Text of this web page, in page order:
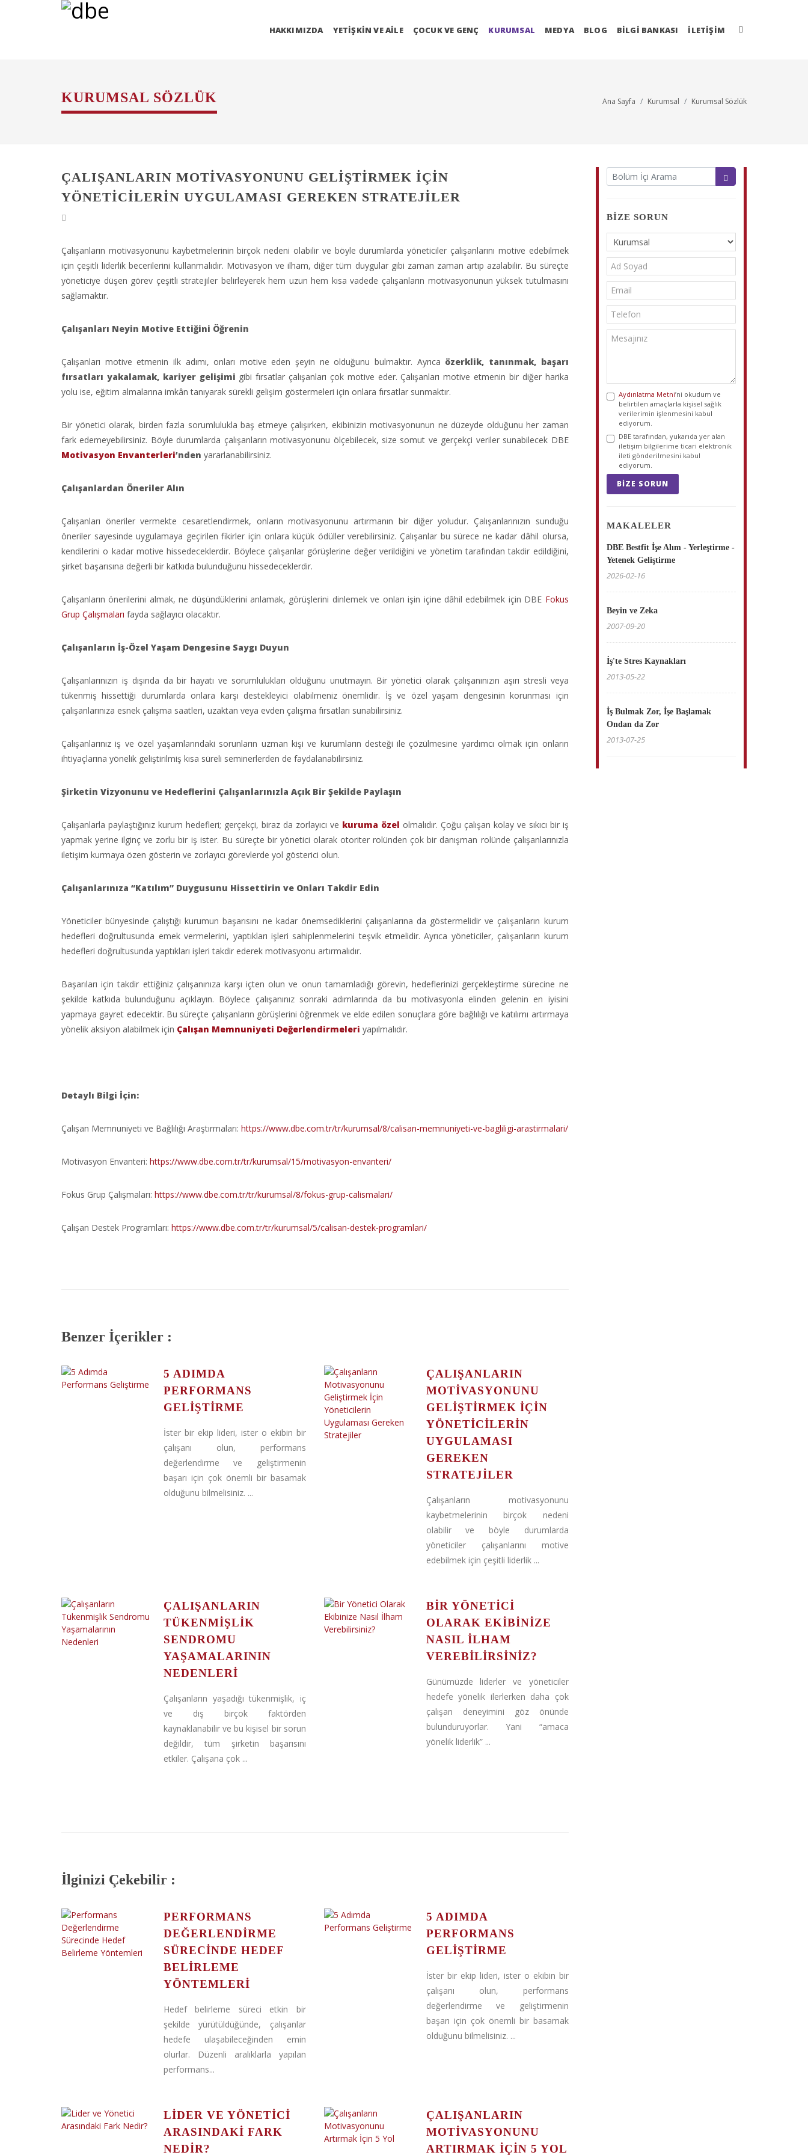
HAKKIMIZDA YETIŞKIN VE AILE ÇOCUK VE GENÇ KURUMSAL MEDYA BLOG BİLGİ BANKASI İLETIŞIM
KURUMSAL SÖZLÜK Ana Sayfa Kurumsal Kurumsal Sözlük
ÇALIŞANLARIN MOTIVASYONUNU GELIŞTIRMEK İÇIN
YÖNETICILERIN UYGULAMASI GEREKEN STRATEJILER
Çalışanların motivasyonunu kaybetmelerinin birçok nedeni olabilir ve böyle durumlarda yöneticiler çalışanlarını motive edebilmek
için çeşitli liderlik becerilerini kullanmalıdır. Motivasyon ve ilham, diğer tüm duygular gibi zaman zaman artıp azalabilir. Bu süreçte
yöneticiye düşen görev çeşitli stratejiler belirleyerek hem uzun hem kısa vadede çalışanların motivasyonunun yüksek tutulmasını
sağlamaktır.
Çalışanları Neyin Motive Ettiğini Öğrenin
Çalışanları motive etmenin ilk adımı, onları motive eden şeyin ne olduğunu bulmaktır. Ayrıca özerklik, tanınmak, başarı
fırsatları yakalamak, kariyer gelişimi gibi fırsatlar çalışanları çok motive eder. Çalışanları motive etmenin bir diğer harika
yolu ise, eğitim almalarına imkân tanıyarak sürekli gelişim göstermeleri için onlara fırsatlar sunmaktır.
Bir yönetici olarak, birden fazla sorumlulukla baş etmeye çalışırken, ekibinizin motivasyonunun ne düzeyde olduğunu her zaman
fark edemeyebilirsiniz. Böyle durumlarda çalışanların motivasyonunu ölçebilecek, size somut ve gerçekçi veriler sunabilecek DBE
Motivasyon Envanterleri’nden yararlanabilirsiniz.
Çalışanlardan Öneriler Alın
Çalışanları öneriler vermekte cesaretlendirmek, onların motivasyonunu artırmanın bir diğer yoludur. Çalışanlarınızın sunduğu
öneriler sayesinde uygulamaya geçirilen fikirler için onlara küçük ödüller verebilirsiniz. Çalışanlar bu sürece ne kadar dâhil olursa,
kendilerini o kadar motive hissedeceklerdir. Böylece çalışanlar görüşlerine değer verildiğini ve yönetim tarafından takdir edildiğini,
şirket başarısına değerli bir katkıda bulunduğunu hissedeceklerdir.
Çalışanların önerilerini almak, ne düşündüklerini anlamak, görüşlerini dinlemek ve onları işin içine dâhil edebilmek için DBE Fokus
Grup Çalışmaları fayda sağlayıcı olacaktır.
Çalışanların İş-Özel Yaşam Dengesine Saygı Duyun
Çalışanlarınızın iş dışında da bir hayatı ve sorumlulukları olduğunu unutmayın. Bir yönetici olarak çalışanınızın aşırı stresli veya
tükenmiş hissettiği durumlarda onlara karşı destekleyici olabilmeniz önemlidir. İş ve özel yaşam dengesinin korunması için
çalışanlarınıza esnek çalışma saatleri, uzaktan veya evden çalışma fırsatları sunabilirsiniz.
Çalışanlarınız iş ve özel yaşamlarındaki sorunların uzman kişi ve kurumların desteği ile çözülmesine yardımcı olmak için onların
ihtiyaçlarına yönelik geliştirilmiş kısa süreli seminerlerden de faydalanabilirsiniz.
Şirketin Vizyonunu ve Hedeflerini Çalışanlarınızla Açık Bir Şekilde Paylaşın
Çalışanlarla paylaştığınız kurum hedefleri; gerçekçi, biraz da zorlayıcı ve kuruma özel olmalıdır. Çoğu çalışan kolay ve sıkıcı bir iş
yapmak yerine ilginç ve zorlu bir iş ister. Bu süreçte bir yönetici olarak otoriter rolünden çok bir danışman rolünde çalışanlarınızla
iletişim kurmaya özen gösterin ve zorlayıcı görevlerde yol gösterici olun.
Çalışanlarınıza “Katılım” Duygusunu Hissettirin ve Onları Takdir Edin
Yöneticiler bünyesinde çalıştığı kurumun başarısını ne kadar önemsediklerini çalışanlarına da göstermelidir ve çalışanların kurum
hedefleri doğrultusunda emek vermelerini, yaptıkları işleri sahiplenmelerini teşvik etmelidir. Ayrıca yöneticiler, çalışanların kurum
hedefleri doğrultusunda yaptıkları işleri takdir ederek motivasyonu artırmalıdır.
Başarıları için takdir ettiğiniz çalışanınıza karşı içten olun ve onun tamamladığı görevin, hedeflerinizi gerçekleştirme sürecine ne
şekilde katkıda bulunduğunu açıklayın. Böylece çalışanınız sonraki adımlarında da bu motivasyonla elinden gelenin en iyisini
yapmaya gayret edecektir. Bu süreçte çalışanların görüşlerini öğrenmek ve elde edilen sonuçlara göre bağlılığı ve katılımı artırmaya
yönelik aksiyon alabilmek için Çalışan Memnuniyeti Değerlendirmeleri yapılmalıdır.
Detaylı Bilgi İçin:
Çalışan Memnuniyeti ve Bağlılığı Araştırmaları: https://www.dbe.com.tr/tr/kurumsal/8/calisan-memnuniyeti-ve-bagliligi-arastirmalari/
Motivasyon Envanteri: https://www.dbe.com.tr/tr/kurumsal/15/motivasyon-envanteri/
Fokus Grup Çalışmaları: https://www.dbe.com.tr/tr/kurumsal/8/fokus-grup-calismalari/
Çalışan Destek Programları: https://www.dbe.com.tr/tr/kurumsal/5/calisan-destek-programlari/
Benzer İçerikler :
5 ADIMDA
PERFORMANS
GELIŞTIRME
İster bir ekip lideri, ister o ekibin bir
çalışanı olun, performans
değerlendirme ve geliştirmenin
başarı için çok önemli bir basamak
olduğunu bilmelisiniz. ...
ÇALIŞANLARIN
MOTIVASYONUNU
GELIŞTIRMEK İÇIN
YÖNETICILERIN
UYGULAMASI
GEREKEN
STRATEJILER
Çalışanların motivasyonunu
kaybetmelerinin birçok nedeni
olabilir ve böyle durumlarda
yöneticiler çalışanlarını motive
edebilmek için çeşitli liderlik ...
ÇALIŞANLARIN
TÜKENMIŞLIK
SENDROMU
YAŞAMALARININ
NEDENLERI
Çalışanların yaşadığı tükenmişlik, iç
ve dış birçok faktörden
kaynaklanabilir ve bu kişisel bir sorun
değildir, tüm şirketin başarısını
etkiler. Çalışana çok ...
BIR YÖNETICI
OLARAK EKIBINIZE
NASIL İLHAM
VEREBILIRSINIZ?
Günümüzde liderler ve yöneticiler
hedefe yönelik ilerlerken daha çok
çalışan deneyimini göz önünde
bulunduruyorlar. Yani “amaca
yönelik liderlik” ...
İlginizi Çekebilir :
PERFORMANS
DEĞERLENDIRME
SÜRECINDE HEDEF
BELIRLEME
YÖNTEMLERI
Hedef belirleme süreci etkin bir
şekilde yürütüldüğünde, çalışanlar
hedefe ulaşabileceğinden emin
olurlar. Düzenli aralıklarla yapılan
performans...
5 ADIMDA
PERFORMANS
GELIŞTIRME
İster bir ekip lideri, ister o ekibin bir
çalışanı olun, performans
değerlendirme ve geliştirmenin
başarı için çok önemli bir basamak
olduğunu bilmelisiniz. ...
LIDER VE YÖNETICI
ARASINDAKI FARK
NEDIR?
ÇALIŞANLARIN
MOTIVASYONUNU
ARTIRMAK İÇIN 5 YOL
BIZE SORUN
Aydınlatma Metni’ni okudum ve
belirtilen amaçlarla kişisel sağlık
verilerimin işlenmesini kabul
ediyorum.
DBE tarafından, yukarıda yer alan
iletişim bilgilerime ticari elektronik
ileti gönderilmesini kabul
ediyorum.
BIZE SORUN
MAKALELER
DBE Bestfit İşe Alım - Yerleştirme -
Yetenek Geliştirme
2026-02-16
Beyin ve Zeka
2007-09-20
İş'te Stres Kaynakları
2013-05-22
İş Bulmak Zor, İşe Başlamak
Ondan da Zor
2013-07-25